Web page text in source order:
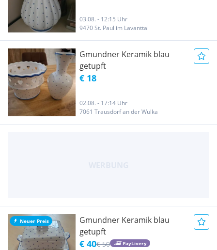
03.08. - 12:15 Uhr
9470 St. Paul im Lavanttal
Gmundner Keramik blau
getupft
€ 18
02.08. - 17:14 Uhr
7061 Trausdorf an der Wulka
Neuer Preis
Gmundner Keramik blau
getupft
€ 40€ 50 PayLivery